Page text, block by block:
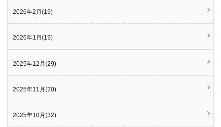
2026年2月(19)
2026年1月(19)
2025年12月(29)
2025年11月(20)
2025年10月(32)